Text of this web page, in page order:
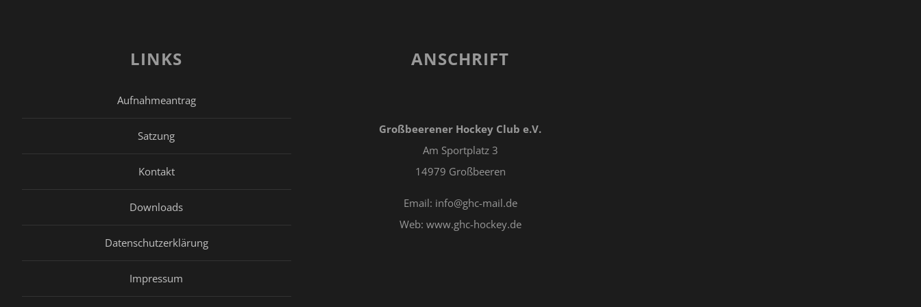
LINKS
Aufnahmeantrag
Satzung
Kontakt
Downloads
Datenschutzerklärung
Impressum
ANSCHRIFT
Großbeerener Hockey Club e.V.
Am Sportplatz 3
14979 Großbeeren
Email: info@ghc-mail.de
Web: www.ghc-hockey.de